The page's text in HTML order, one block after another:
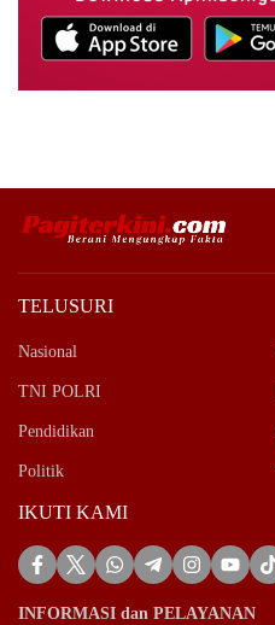
TELUSURI
Nasional
TNI POLRI
Pendidikan
Politik
IKUTI KAMI
INFORMASI dan PELAYANAN